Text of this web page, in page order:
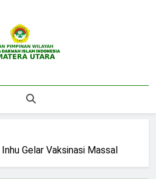
DPW LDII
Utara
Gelar Vaksinasi Massal